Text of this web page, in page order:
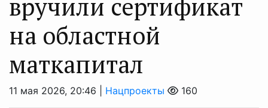
на областной
маткапитал
11 мая 2026, 20:46 | Нацпроекты 160